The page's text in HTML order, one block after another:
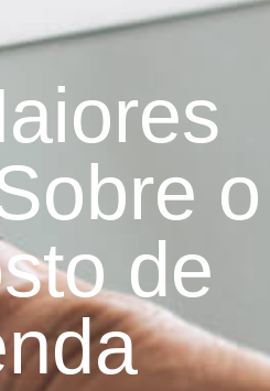
o
de